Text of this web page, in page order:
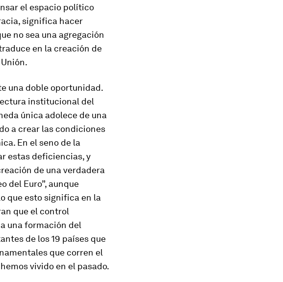
el espacio político
significa hacer
no sea una agregación
en la creación de
una doble oportunidad.
institucional del
única adolece de una
a crear las condiciones
En el seno de la
estas deficiencias, y
de una verdadera
del Euro”, aunque
que esto significa en la
que el control
una formación del
de los 19 países que
que corren el
vivido en el pasado.